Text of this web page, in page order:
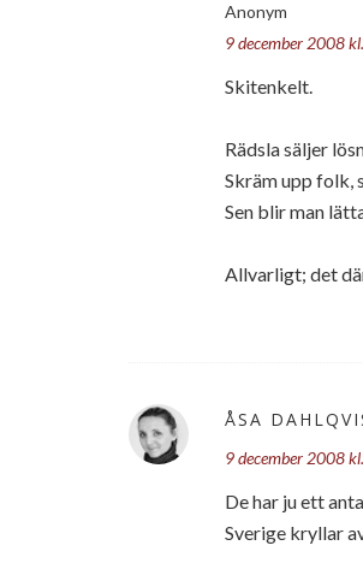
Anonym
9 december 2008
Skitenkelt.
Rädsla säljer
Skräm upp folk,
Sen blir man
Allvarligt; det
ÅSA
9 december 2008
De har ju ett
Sverige kryllar